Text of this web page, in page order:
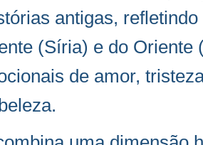
antigas,
(Síria) e do
de amor,